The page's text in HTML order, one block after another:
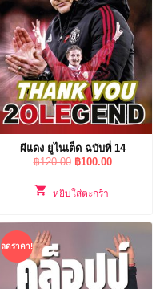
ผีแดง ยูไนเต็ด ฉบับที่ 14
฿120.00 Original
was:
฿100.00Current
หยิบใส่ตะกร้า
ลดราคา!